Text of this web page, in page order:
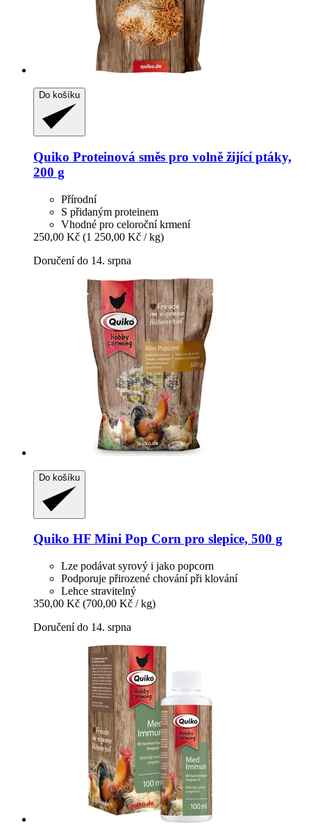
Do košíku
Quiko Proteinová směs pro volně žijící ptáky,
200 g
Přírodní
S přidaným proteinem
Vhodné pro celoroční krmení
250,00 Kč (1 250,00 Kč / kg)
Doručení do 14. srpna
Do košíku
Quiko HF Mini Pop Corn pro slepice, 500 g
Lze podávat syrový i jako popcorn
Podporuje přirozené chování při klování
Lehce stravitelný
350,00 Kč (700,00 Kč / kg)
Doručení do 14. srpna